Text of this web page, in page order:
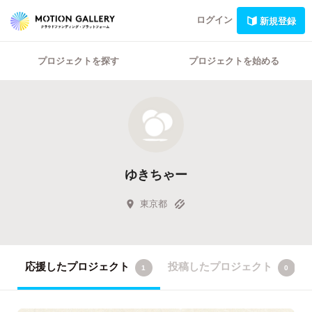
ログイン 新規登録
プロジェクトを探す プロジェクトを始める
ゆきちゃー
東京都
応援したプロジェクト 1 投稿したプロジェクト 0